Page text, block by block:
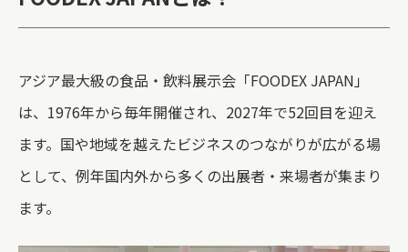
アジア最大級の食品・飲料展示会「FOODEX JAPAN」
は、1976年から毎年開催され、2027年で52回目を迎え
ます。国や地域を越えたビジネスのつながりが広がる場
として、例年国内外から多くの出展者・来場者が集まり
ます。